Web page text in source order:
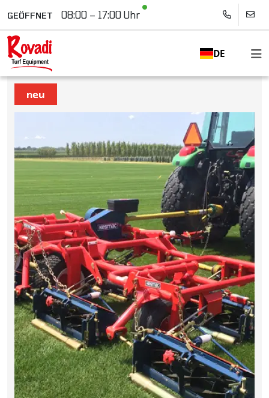
GEÖFFNET 08:00 – 17:00 Uhr
DE
neu